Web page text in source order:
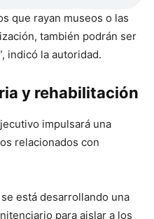
que rayan museos o las
también podrán ser
indicó la autoridad.
y rehabilitación
impulsará una
relacionados con
está desarrollando una
para aislar a los